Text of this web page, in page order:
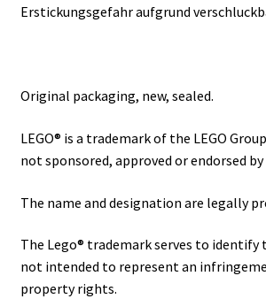
Erstickungsgefahr aufgrund
Original packaging, new, sealed.
LEGO® is a trademark of the LEGO
not sponsored, approved or endorsed by
The name and designation are legally
The Lego® trademark serves to identify
not intended to represent an
property rights.